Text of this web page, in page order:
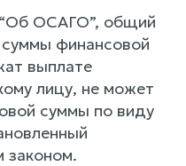
“Об ОСАГО”, общий
суммы финансовой
выплате
лицу, не может
суммы по виду